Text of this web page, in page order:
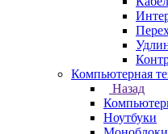
Компьютерная
Назад
Ноутбуки